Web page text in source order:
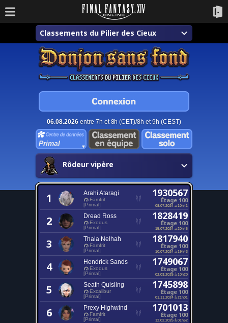
Classements du Pilier des Cieux
06.08.2026entre 7h et 8h (CET)/8h et 9h (CEST)
Primal
Rôdeur vipère
1 Arahi Ataragi
Famfrit
[Primal]
1930567
Étage 100
08.07.2024 à 10h41
2 Dread Ross
Exodus
[Primal]
1828419
Étage 100
15.07.2024 à 20h45
3 Thala Nelhah
Famfrit
[Primal]
1817940
Étage 100
10.07.2024 à 19h43
4 Hendrick Sands
Exodus
[Primal]
1749067
Étage 100
02.03.2025 à 10h20
5 Seath Quisling
Excalibur
[Primal]
1745898
Étage 100
01.11.2024 à 21h01
6 Prexy Highwind
Famfrit
[Primal]
1701013
Étage 100
12.02.2025 à 01h52